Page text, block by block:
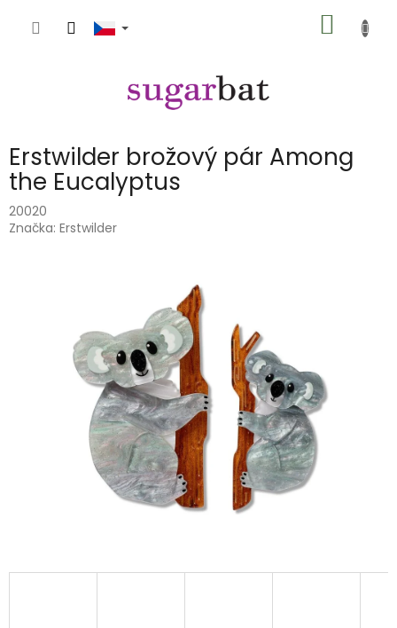
KOŠÍK
Erstwilder brožový pár Among
the Eucalyptus
20020
Značka: Erstwilder